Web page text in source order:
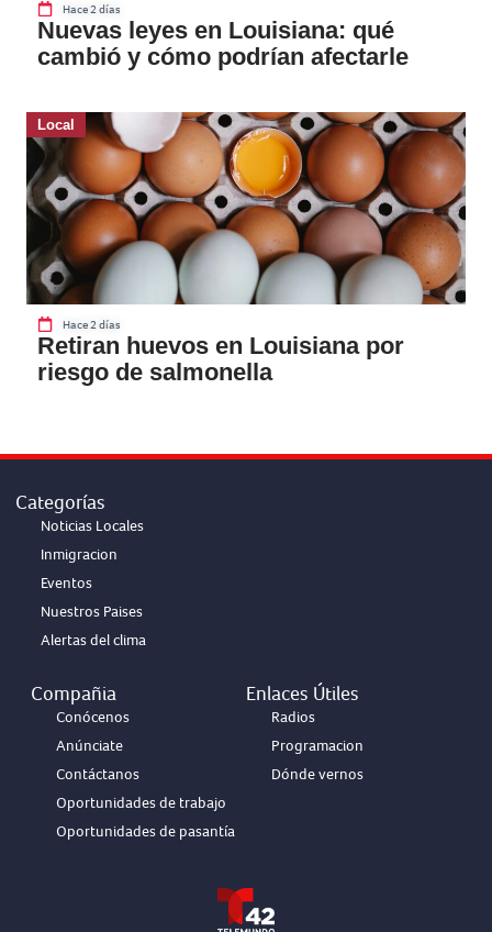
Hace 2 días
Nuevas leyes en Louisiana: qué
cambió y cómo podrían afectarle
Local
Hace 2 días
Retiran huevos en Louisiana por
riesgo de salmonella
Categorías
Noticias Locales
Inmigracion
Eventos
Nuestros Paises
Alertas del clima
Compañia
Conócenos
Anúnciate
Contáctanos
Oportunidades de trabajo
Oportunidades de pasantía
Enlaces Útiles
Radios
Programacion
Dónde vernos